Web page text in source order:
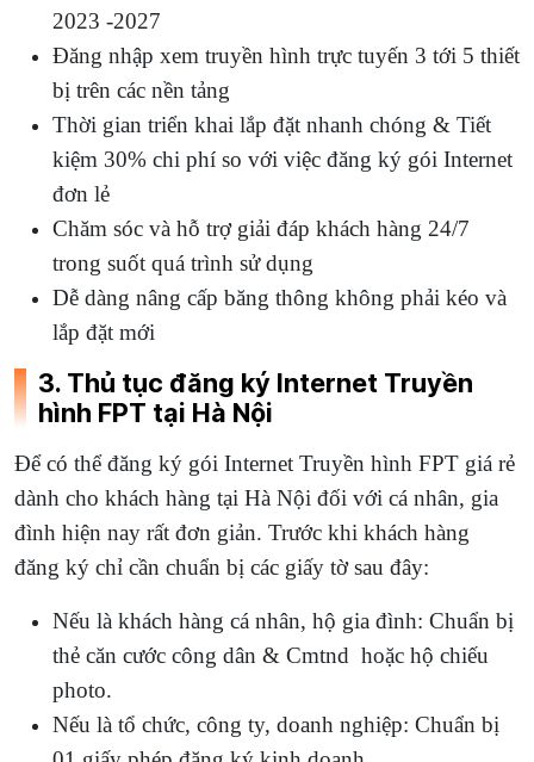
2023 -2027
Đăng nhập xem truyền hình trực tuyến 3 tới 5 thiết
bị trên các nền tảng
Thời gian triển khai lắp đặt nhanh chóng & Tiết
kiệm 30% chi phí so với việc đăng ký gói Internet
đơn lẻ
Chăm sóc và hỗ trợ giải đáp khách hàng 24/7
trong suốt quá trình sử dụng
Dễ dàng nâng cấp băng thông không phải kéo và
lắp đặt mới
3. Thủ tục đăng ký Internet Truyền
hình FPT tại Hà Nội
Để có thể đăng ký gói Internet Truyền hình FPT giá rẻ
dành cho khách hàng tại Hà Nội đối với cá nhân, gia
đình hiện nay rất đơn giản. Trước khi khách hàng
đăng ký chỉ cần chuẩn bị các giấy tờ sau đây:
Nếu là khách hàng cá nhân, hộ gia đình: Chuẩn bị
thẻ căn cước công dân & Cmtnd hoặc hộ chiếu
photo.
Nếu là tổ chức, công ty, doanh nghiệp: Chuẩn bị